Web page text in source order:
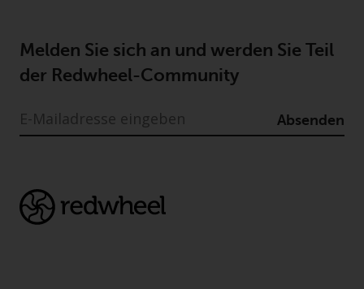
Melden Sie sich an und werden Sie Teil
der Redwheel-Community
Absenden